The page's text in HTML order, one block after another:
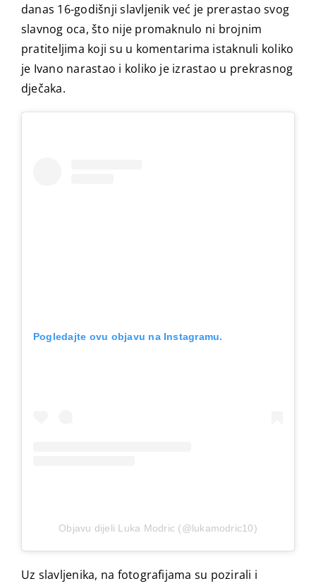
danas 16-godišnji slavljenik već je prerastao svog
slavnog oca, što nije promaknulo ni brojnim
pratiteljima koji su u komentarima istaknuli koliko
je Ivano narastao i koliko je izrastao u prekrasnog
dječaka.
Pogledajte ovu objavu na Instagramu.
Objavu dijeli Luka Modric (@lukamodric10)
Uz slavljenika, na fotografijama su pozirali i